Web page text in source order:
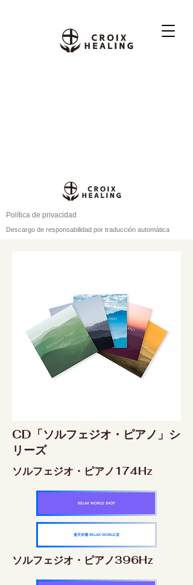
Política de privacidad
Descargo de responsabilidad por traducción automática
CD「ソルフェジオ・ピアノ」シ
リーズ
ソルフェジオ・ピアノ174Hz
RELAX WORLD SHOP
楽天市場 RELAX WORLD店
ソルフェジオ・ピアノ396Hz